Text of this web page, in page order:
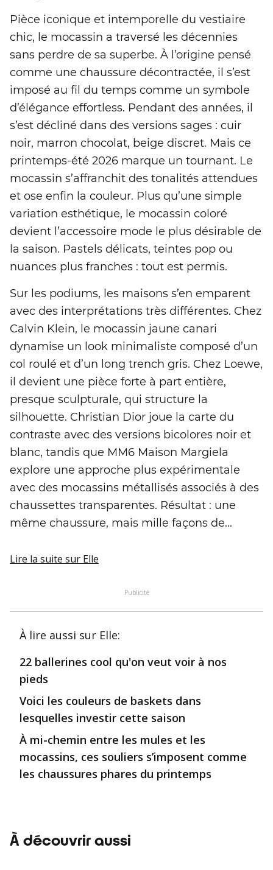
Pièce iconique et intemporelle du vestiaire
chic, le mocassin a traversé les décennies
sans perdre de sa superbe. À l’origine pensé
comme une chaussure décontractée, il s’est
imposé au fil du temps comme un symbole
d’élégance effortless. Pendant des années, il
s’est décliné dans des versions sages : cuir
noir, marron chocolat, beige discret. Mais ce
printemps-été 2026 marque un tournant. Le
mocassin s’affranchit des tonalités attendues
et ose enfin la couleur. Plus qu’une simple
variation esthétique, le mocassin coloré
devient l’accessoire mode le plus désirable de
la saison. Pastels délicats, teintes pop ou
nuances plus franches : tout est permis.
Sur les podiums, les maisons s’en emparent
avec des interprétations très différentes. Chez
Calvin Klein, le mocassin jaune canari
dynamise un look minimaliste composé d’un
col roulé et d’un long trench gris. Chez Loewe,
il devient une pièce forte à part entière,
presque sculpturale, qui structure la
silhouette. Christian Dior joue la carte du
contraste avec des versions bicolores noir et
blanc, tandis que MM6 Maison Margiela
explore une approche plus expérimentale
avec des mocassins métallisés associés à des
chaussettes transparentes. Résultat : une
même chaussure, mais mille façons de...
Lire la suite sur Elle
Publicité
À lire aussi sur Elle:
22 ballerines cool qu'on veut voir à nos
pieds
Voici les couleurs de baskets dans
lesquelles investir cette saison
À mi-chemin entre les mules et les
mocassins, ces souliers s’imposent comme
les chaussures phares du printemps
À découvrir aussi